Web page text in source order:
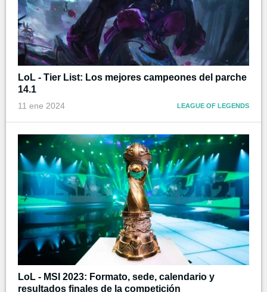
LoL - Tier List: Los mejores campeones del parche
14.1
11 ene 2024 LEAGUE OF LEGENDS
LoL - MSI 2023: Formato, sede, calendario y
resultados finales de la competición